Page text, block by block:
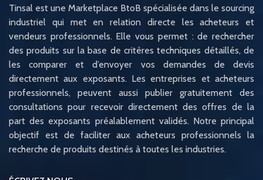
Tinsal est une Marketplace BtoB spécialisée dans le sourcing
industriel qui met en relation directe les acheteurs et
vendeurs professionnels. Elle vous permet : de rechercher
des produits sur la base de critères techniques détaillés, de
les comparer et d’envoyer vos demandes de devis
directement aux exposants. Les entreprises et acheteurs
professionnels, peuvent aussi publier gratuitement des
consultations pour recevoir directement des offres de la
part des exposants préalablement validés. Notre principal
objectif est de faciliter aux acheteurs professionnels la
recherche de produits destinés à toutes les industries.